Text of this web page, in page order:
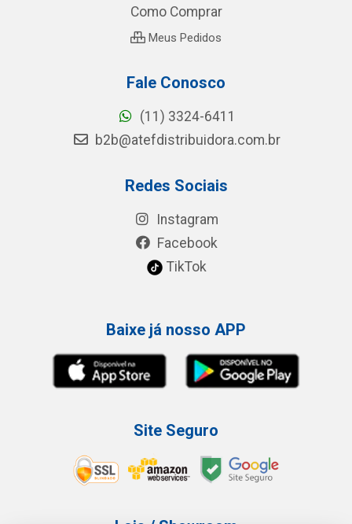
Como Comprar
Meus Pedidos
Fale Conosco
(11) 3324-6411
b2b@atefdistribuidora.com.br
Redes Sociais
Instagram
Facebook
TikTok
Baixe já nosso APP
Site Seguro